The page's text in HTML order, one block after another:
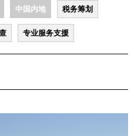
中国内地 税务筹划
专业服务支援